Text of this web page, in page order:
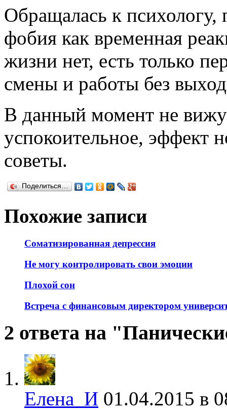
Обращалась к психологу,
фобия как временная
жизни нет, есть только
смены и работы без
В данный момент не
успокоительное, эффект
советы.
Поделиться…
Похожие записи
Соматизированная депрессия
Не могу контролировать свои эмоции
Плохой сон
Встреча с финансовым директором
2 ответа на
Елена_И 01.04.2015 в